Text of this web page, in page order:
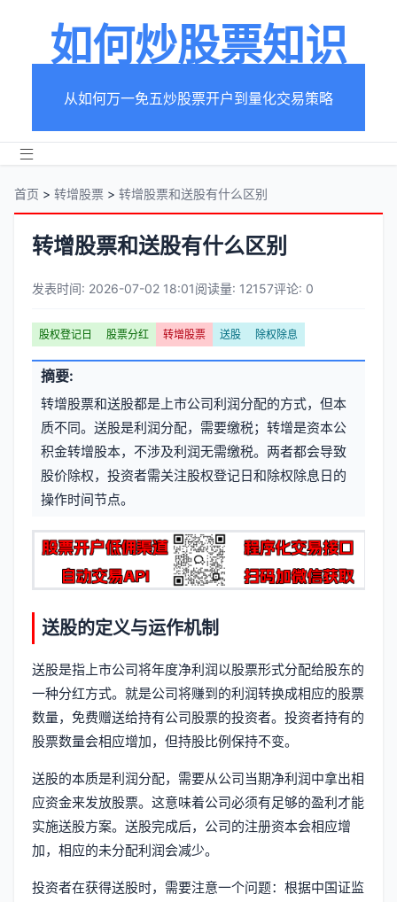
如何炒股票知识
从如何万一免五炒股票开户到量化交易策略
首页 > 转增股票 > 转增股票和送股有什么区别
转增股票和送股有什么区别
章
元
信
息
发表时间: 2026-07-02 18:01阅读量: 12157评论: 0
文
章
标
签
股权登记日 股票分红 转增股票 送股 除权除息
摘要:
转增股票和送股都是上市公司利润分配的方式，但本
质不同。送股是利润分配，需要缴税；转增是资本公
积金转增股本，不涉及利润无需缴税。两者都会导致
股价除权，投资者需关注股权登记日和除权除息日的
操作时间节点。
送股的定义与运作机制
送股是指上市公司将年度净利润以股票形式分配给股东的
一种分红方式。就是公司将赚到的利润转换成相应的股票
数量，免费赠送给持有公司股票的投资者。投资者持有的
股票数量会相应增加，但持股比例保持不变。
送股的本质是利润分配，需要从公司当期净利润中拿出相
应资金来发放股票。这意味着公司必须有足够的盈利才能
实施送股方案。送股完成后，公司的注册资本会相应增
加，相应的未分配利润会减少。
投资者在获得送股时，需要注意一个问题：根据中国证监